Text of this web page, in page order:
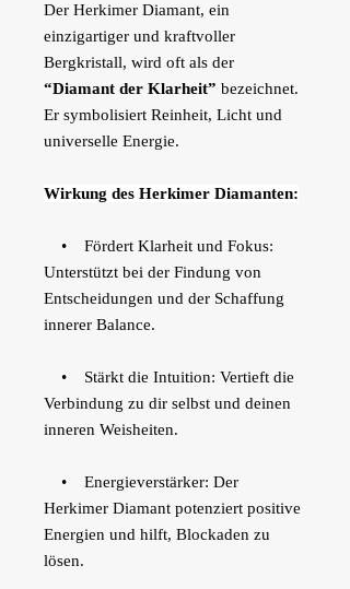
Der Herkimer Diamant, ein
einzigartiger und kraftvoller
Bergkristall, wird oft als der
“Diamant der Klarheit” bezeichnet.
Er symbolisiert Reinheit, Licht und
universelle Energie.
Wirkung des Herkimer Diamanten:
• Fördert Klarheit und Fokus:
Unterstützt bei der Findung von
Entscheidungen und der Schaffung
innerer Balance.
• Stärkt die Intuition: Vertieft die
Verbindung zu dir selbst und deinen
inneren Weisheiten.
• Energieverstärker: Der
Herkimer Diamant potenziert positive
Energien und hilft, Blockaden zu
lösen.